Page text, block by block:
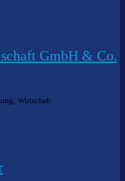
GmbH & Co.
, Wirtschaft